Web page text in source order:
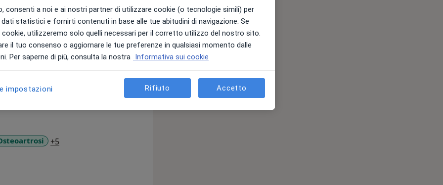
sia per interventi primari in
per mobilizzazioni ( settiche o
di Chirurgia Vertebrale eseguendo
(stenosi del canale
vertebrale), di deformità
o scoliosi dell'adulto) e,
articolazione sacro-iliaca,
valutata, abbastanza
sempre affascinato e mi ha portato
e soluzioni protesi che per problemi
farmacologici, fisici e chirurgici,
da fragilità.
Raffaella Osti, di Medicina
+5
consenti a noi e ai nostri partner di utilizzare cookie (o tecnologie simili) per
statistici e fornirti contenuti in base alle tue abitudini di navigazione. Se
utilizzeremo solo quelli necessari per il corretto utilizzo del nostro sito.
il tuo consenso o aggiornare le tue preferenze in qualsiasi momento dalle
Per saperne di più, consulta la nostra Informativa sui cookie
impostazioni Rifiuto Accetto